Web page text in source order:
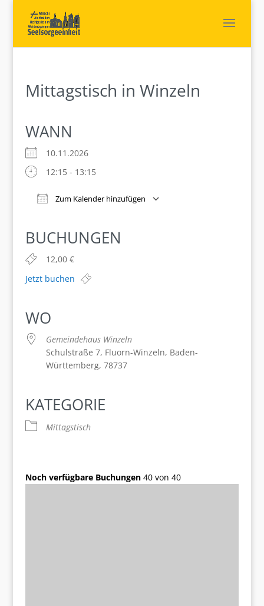
Mittagstisch in Winzeln
WANN
10.11.2026
12:15 - 13:15
Zum Kalender hinzufügen
BUCHUNGEN
12,00 €
Jetzt buchen
WO
Gemeindehaus Winzeln
Schulstraße 7, Fluorn-Winzeln, Baden-
Württemberg, 78737
KATEGORIE
Mittagstisch
Noch verfügbare Buchungen40 von 40